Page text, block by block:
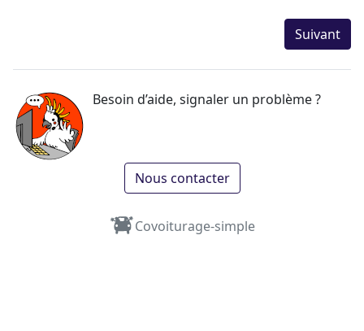
Suivant
Besoin d’aide, signaler un problème ?
Nous contacter
Covoiturage-simple